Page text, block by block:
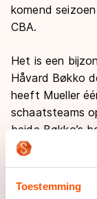
Toestemming
komend
CBA.
Het is een
Håvard Bøkko
heeft Mueller
schaatsteams
beide Bøkko’s
Eriksson en
de Japanse
Garrido.